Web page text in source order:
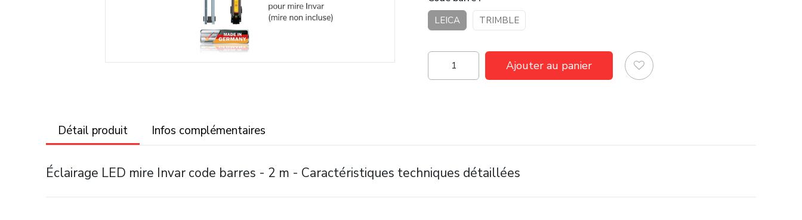
LEICA TRIMBLE
Ajouter au panier
Détail produit Infos complémentaires
Éclairage LED mire Invar code barres - 2 m - Caractéristiques techniques détaillées